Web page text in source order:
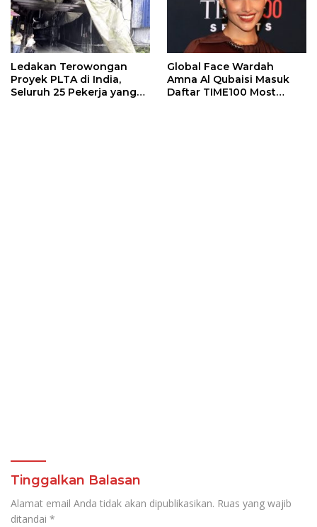
Ledakan Terowongan
Proyek PLTA di India,
Seluruh 25 Pekerja yang
Global Face Wardah
Amna Al Qubaisi Masuk
Daftar TIME100 Most
Tinggalkan Balasan
Alamat email Anda tidak akan dipublikasikan. Ruas yang wajib
ditandai *